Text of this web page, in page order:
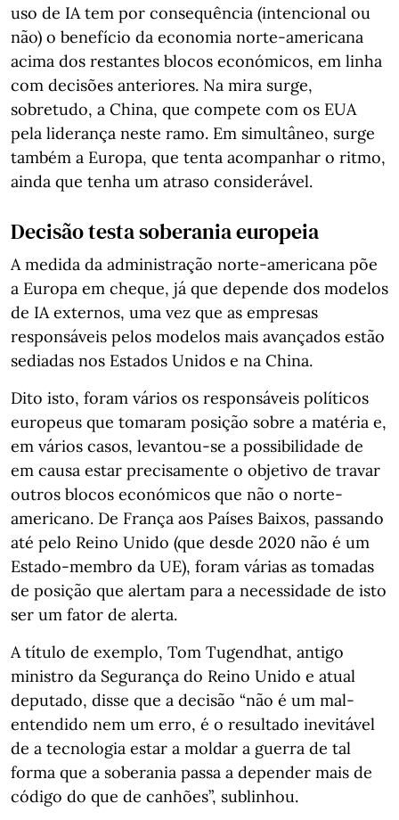
uso de IA tem por consequência (intencional ou
não) o benefício da economia norte-americana
acima dos restantes blocos económicos, em linha
com decisões anteriores. Na mira surge,
sobretudo, a China, que compete com os EUA
pela liderança neste ramo. Em simultâneo, surge
também a Europa, que tenta acompanhar o ritmo,
ainda que tenha um atraso considerável.
Decisão testa soberania europeia
A medida da administração norte-americana põe
a Europa em cheque, já que depende dos modelos
de IA externos, uma vez que as empresas
responsáveis pelos modelos mais avançados estão
sediadas nos Estados Unidos e na China.
Dito isto, foram vários os responsáveis políticos
europeus que tomaram posição sobre a matéria e,
em vários casos, levantou-se a possibilidade de
em causa estar precisamente o objetivo de travar
outros blocos económicos que não o norte-
americano. De França aos Países Baixos, passando
até pelo Reino Unido (que desde 2020 não é um
Estado-membro da UE), foram várias as tomadas
de posição que alertam para a necessidade de isto
ser um fator de alerta.
A título de exemplo, Tom Tugendhat, antigo
ministro da Segurança do Reino Unido e atual
deputado, disse que a decisão “não é um mal-
entendido nem um erro, é o resultado inevitável
de a tecnologia estar a moldar a guerra de tal
forma que a soberania passa a depender mais de
código do que de canhões”, sublinhou.